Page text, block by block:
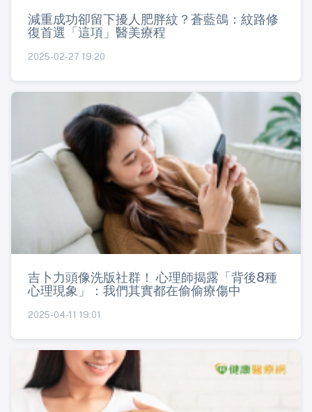
減重成功卻留下擾人肥胖紋？蒼藍鴿：紋路修
復首選「這項」醫美療程
2025-02-27 19:20
吉卜力頭像洗版社群！ 心理師揭露「背後8種
心理現象」：我們其實都在偷偷療傷中
2025-04-11 19:01